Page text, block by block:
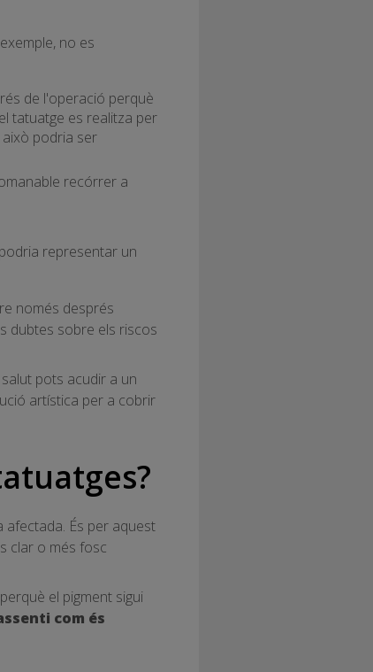
no es
de l'operació perquè
tatuatge es realitza per
això podria ser
recórrer a
representar un
només després
dubtes sobre els riscos
pots acudir a un
artística per a cobrir
És per aquest
clar o més fosc
el pigment sigui
com és